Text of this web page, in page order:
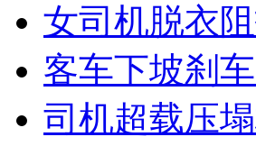
女孩北京地铁殴打老人 痛下狠手
无痛分娩是否安全 医生回应
女司机脱衣
客车下坡刹
司机超载压